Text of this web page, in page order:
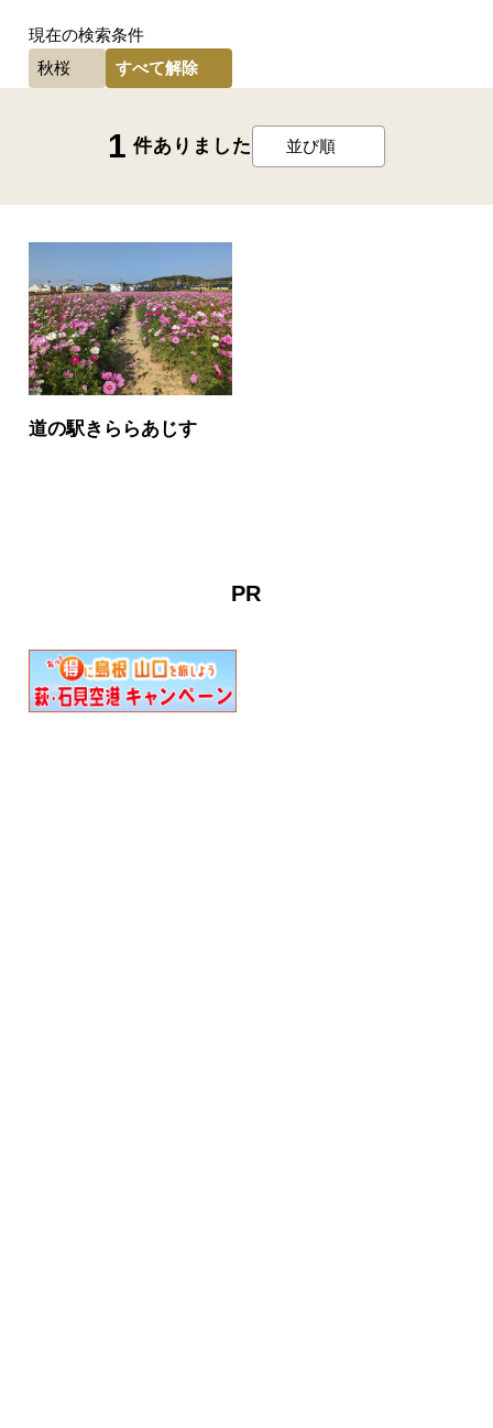
現在の検索条件
秋桜
すべて解除
1 件ありました 並び順
道の駅きららあじす
PR